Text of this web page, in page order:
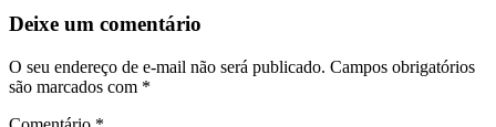
Deixe um comentário
O seu endereço de e-mail não será publicado. Campos obrigatórios
são marcados com *